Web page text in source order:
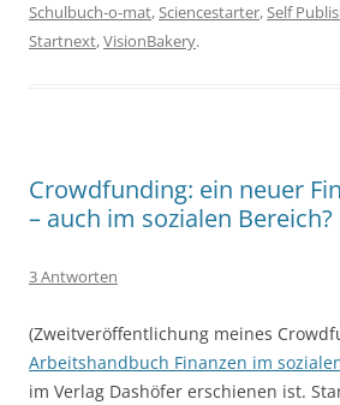
Schulbuch-o-mat,Sciencestarter,Self
Startnext,VisionBakery.
Crowdfunding: ein neuer
– auch im sozialen Bereich?
3 Antworten
(Zweitveröffentlichung meines
Arbeitshandbuch Finanzen im
im Verlag Dashöfer erschienen ist.